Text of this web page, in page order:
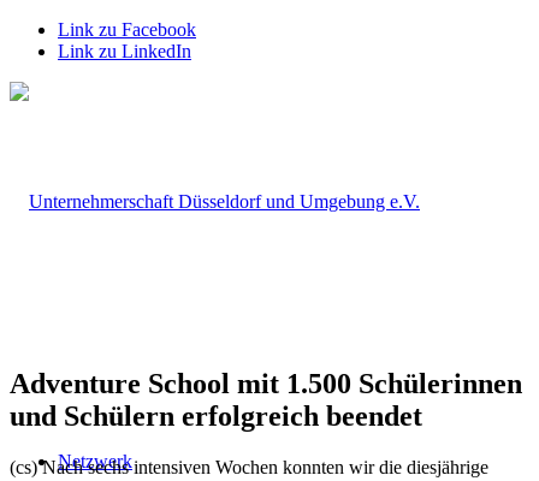
Link zu Facebook
Link zu LinkedIn
Netzwerk
Adventure School mit 1.500 Schülerinnen
und Schülern erfolgreich beendet
(cs) Nach sechs intensiven Wochen konnten wir die diesjährige